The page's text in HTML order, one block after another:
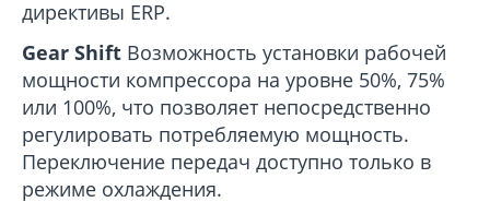
директивы ERP.
Gear Shift Возможность установки рабочей
мощности компрессора на уровне 50%, 75%
или 100%, что позволяет непосредственно
регулировать потребляемую мощность.
Переключение передач доступно только в
режиме охлаждения.